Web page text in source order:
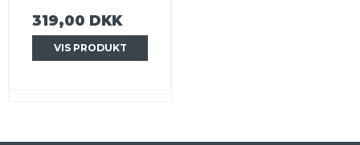
319,00 DKK
VIS PRODUKT